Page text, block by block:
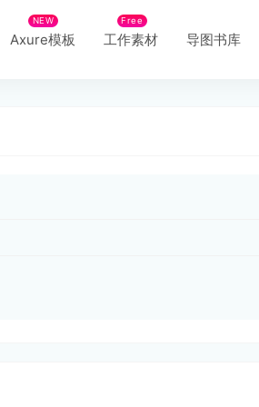
Axure模板
NEW
工作素材
Free
导图书库